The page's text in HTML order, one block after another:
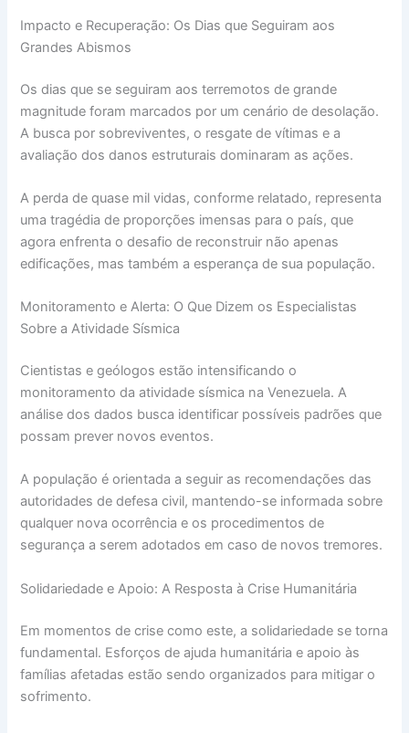
Impacto e Recuperação: Os Dias que Seguiram aos
Grandes Abismos
Os dias que se seguiram aos terremotos de grande
magnitude foram marcados por um cenário de desolação.
A busca por sobreviventes, o resgate de vítimas e a
avaliação dos danos estruturais dominaram as ações.
A perda de quase mil vidas, conforme relatado, representa
uma tragédia de proporções imensas para o país, que
agora enfrenta o desafio de reconstruir não apenas
edificações, mas também a esperança de sua população.
Monitoramento e Alerta: O Que Dizem os Especialistas
Sobre a Atividade Sísmica
Cientistas e geólogos estão intensificando o
monitoramento da atividade sísmica na Venezuela. A
análise dos dados busca identificar possíveis padrões que
possam prever novos eventos.
A população é orientada a seguir as recomendações das
autoridades de defesa civil, mantendo-se informada sobre
qualquer nova ocorrência e os procedimentos de
segurança a serem adotados em caso de novos tremores.
Solidariedade e Apoio: A Resposta à Crise Humanitária
Em momentos de crise como este, a solidariedade se torna
fundamental. Esforços de ajuda humanitária e apoio às
famílias afetadas estão sendo organizados para mitigar o
sofrimento.